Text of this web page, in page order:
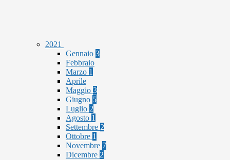
2021
Gennaio 3
Febbraio
Marzo 1
Aprile
Maggio 3
Giugno 5
Luglio 2
Agosto 1
Settembre 2
Ottobre 1
Novembre 7
Dicembre 2